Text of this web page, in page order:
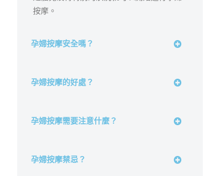
按摩。
孕婦按摩安全嗎？
孕婦按摩的好處？
孕婦按摩需要注意什麼？
孕婦按摩禁忌？